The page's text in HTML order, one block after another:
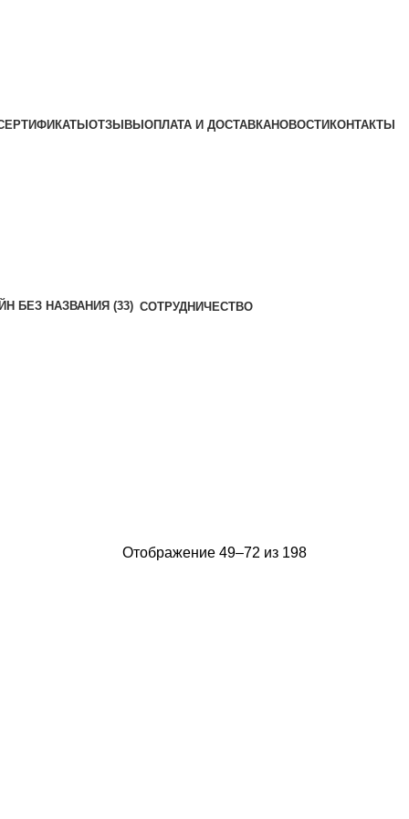
ОТЗЫВЫ ОПЛАТА И ДОСТАВКАНОВОСТИ КОНТАКТЫ
СОТРУДНИЧЕСТВО
Отображение 49–72 из 198